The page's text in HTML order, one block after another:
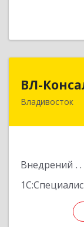
ВЛ-
Владивосток
Внедрений